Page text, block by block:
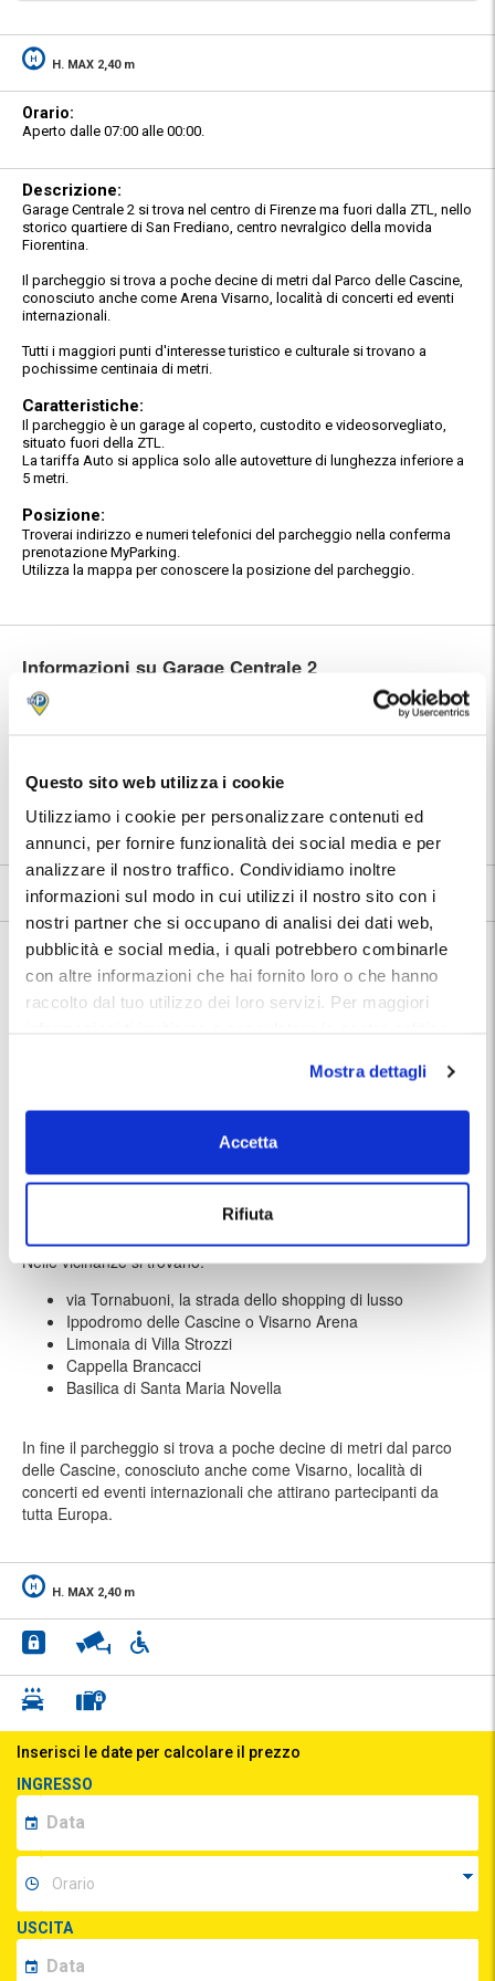
Questo sito web utilizza i cookie
Utilizziamo i cookie per personalizzare contenuti ed
annunci, per fornire funzionalità dei social media e per
analizzare il nostro traffico. Condividiamo inoltre
informazioni sul modo in cui utilizzi il nostro sito con i
nostri partner che si occupano di analisi dei dati web,
pubblicità e social media, i quali potrebbero combinarle
con altre informazioni che hai fornito loro o che hanno
raccolto dal tuo utilizzo dei loro servizi. Per maggiori
Mostra dettagli
Accetta
Rifiuta
H. MAX 2,40 m
Orario:
Aperto dalle 07:00 alle 00:00.
Descrizione:
Garage Centrale 2 si trova nel centro di Firenze ma fuori dalla ZTL, nello
storico quartiere di San Frediano, centro nevralgico della movida
Fiorentina.
Il parcheggio si trova a poche decine di metri dal Parco delle Cascine,
conosciuto anche come Arena Visarno, località di concerti ed eventi
internazionali.
Tutti i maggiori punti d'interesse turistico e culturale si trovano a
pochissime centinaia di metri.
Caratteristiche:
Il parcheggio è un garage al coperto, custodito e videosorvegliato,
situato fuori della ZTL.
La tariffa Auto si applica solo alle autovetture di lunghezza inferiore a
5 metri.
Posizione:
Troverai indirizzo e numeri telefonici del parcheggio nella conferma
prenotazione MyParking.
Utilizza la mappa per conoscere la posizione del parcheggio.
Informazioni su Garage Centrale 2
🅿️ Caratteristiche: custodito, cctv, accessibile
⭐ Votato dai clienti: 8.8
📍 Destinazioni servite:
|Firenze
8.8 90 recensioni Vedi tutte
Nelle vicinanze:
Garage Centrale 2 si trova vicino a tutti i maggiori punti d'interesse
turistico e culturale di Firenze, nello storico quartiere di San Frediano,
centro nevralgico della movida Fiorentina con i migliori locali e
15 minuti a piedi
Cattedrale di Santa Maria del Fiore
24 minuti a piedi
Nelle vicinanze si trovano:
via Tornabuoni, la strada dello shopping di lusso
Ippodromo delle Cascine o Visarno Arena
Limonaia di Villa Strozzi
Cappella Brancacci
Basilica di Santa Maria Novella
In fine il parcheggio si trova a poche decine di metri dal parco
delle Cascine, conosciuto anche come Visarno, località di
concerti ed eventi internazionali che attirano partecipanti da
tutta Europa.
H. MAX 2,40 m
Inserisci le date per calcolare il prezzo
INGRESSO
USCITA